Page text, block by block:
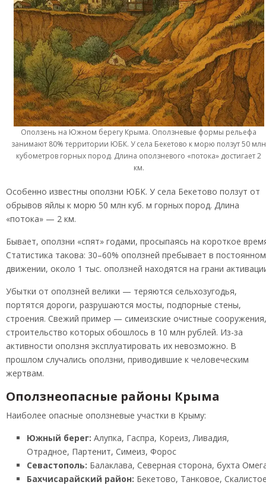
Оползень на Южном берегу Крыма. Оползневые формы рельефа
занимают 80% территории ЮБК. У села Бекетово к морю ползут 50 млн
кубометров горных пород. Длина оползневого «потока» достигает 2
км.
Особенно известны оползни ЮБК. У села Бекетово ползут от
обрывов яйлы к морю 50 млн куб. м горных пород. Длина
«потока» — 2 км.
Бывает, оползни «спят» годами, просыпаясь на короткое
Статистика такова: 30–60% оползней пребывает в постоянном
движении, около 1 тыс. оползней находятся на грани
Убытки от оползней велики — теряются сельхозугодья,
портятся дороги, разрушаются мосты, подпорные стены,
строения. Свежий пример — симеизские очистные сооружения,
строительство которых обошлось в 10 млн рублей. Из-за
активности оползня эксплуатировать их невозможно. В
прошлом случались оползни, приводившие к человеческим
жертвам.
Оползнеопасные районы Крыма
Наиболее опасные оползневые участки в Крыму:
Южный берег: Алупка, Гаспра, Кореиз, Ливадия,
Отрадное, Партенит, Симеиз, Форос
Севастополь: Балаклава, Северная сторона, бухта
Бахчисарайский район: Бекетово, Танковое,